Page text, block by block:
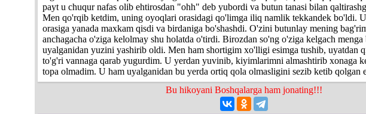
payt u chuqur nafas olib ehtirosdan "ohh" deb yubordi va butun tanasi bilan
Men qo'rqib ketdim, uning oyoqlari orasidagi qo'limga iliq namlik tekkandek bo'ldi.
orasiga yanada maxkam qisdi va birdaniga bo'shashdi. O'zini butunlay mening
anchagacha o'ziga kelolmay shu holatda o'tirdi. Birozdan so'ng o'ziga kelgach menga
uyalganidan yuzini yashirib oldi. Men ham shortigim xo'lligi esimga tushib, uyatdan
to'g'ri vannaga qarab yugurdim. U yerdan yuvinib, kiyimlarimni almashtirib xonaga
topa olmadim. U ham uyalganidan bu yerda ortiq qola olmasligini sezib ketib qolgan
Bu hikoyani Boshqalarga ham jonating!!!